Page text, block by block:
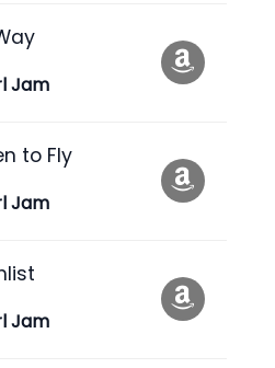
Jam
to Fly
Jam
Jam